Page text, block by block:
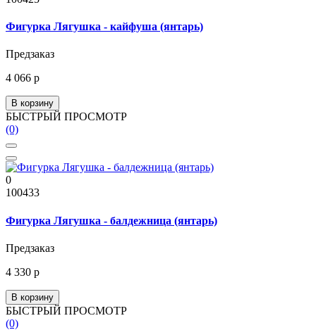
Фигурка Лягушка - кайфуша (янтарь)
Предзаказ
4 066 р
В корзину
БЫСТРЫЙ ПРОСМОТР
(0)
0
100433
Фигурка Лягушка - балдежница (янтарь)
Предзаказ
4 330 р
В корзину
БЫСТРЫЙ ПРОСМОТР
(0)